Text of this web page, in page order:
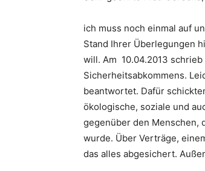
ich muss noch einmal auf
Stand Ihrer Überlegungen
will. Am 10.04.2013
Sicherheitsabkommens.
beantwortet. Dafür
ökologische, soziale und
gegenüber den Menschen,
wurde. Über Verträge,
das alles abgesichert.